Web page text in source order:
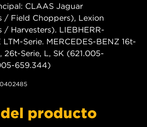
CLAAS Jaguar
/ Field Choppers), Lexion
/ Harvesters). LIEBHERR-
Serie. MERCEDES-BENZ 16t-
26t-Serie, L, SK (621.005-
659.344)
producto